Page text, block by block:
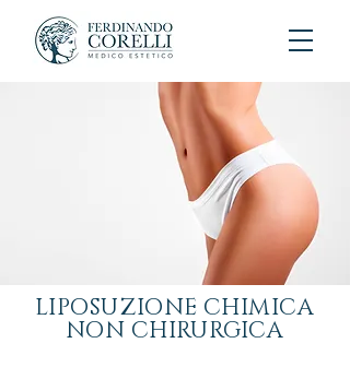
LIPOSUZIONE CHIMICA
NON CHIRURGICA